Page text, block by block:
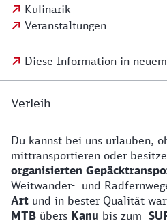
Kulinarik
Veranstaltungen
Diese Information in
Verleih
Du kannst bei uns urlauben,
mittransportieren oder
organisierten
Weitwander- und
Art und in bester Qualität
MTB übers Kanu bis zum